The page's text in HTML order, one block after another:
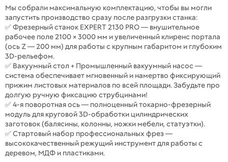
Мы собрали максимальную комплектацию, чтобы вы могли
запустить производство сразу после разгрузки станка:
✅ Фрезерный станок EXPERT 2130 PRO — внушительное
рабочее поле 2100 × 3000 мм и увеличенный клиренс портала
(ось Z — 200 мм) для работы с крупным габаритом и глубоким
3D-рельефом.
✅ Вакуумный стол + Промышленный вакуумный насос —
система обеспечивает мгновенный и намертво фиксирующий
прижим листовых материалов по всей площади. Забудьте про
долгую ручную фиксацию струбцинами!
✅ 4-я поворотная ось — полноценный токарно-фрезерный
модуль для круговой 3D-обработки цилиндрических
заготовок (балясины, колонны, ножки мебели, статуэтки).
✅ Стартовый набор профессиональных фрез —
высококачественный режущий инструмент для работы с
деревом, МДФ и пластиками.